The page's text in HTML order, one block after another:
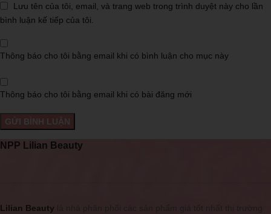
Lưu tên của tôi, email, và trang web trong trình duyệt này cho lần
bình luận kế tiếp của tôi.
Thông báo cho tôi bằng email khi có bình luận cho mục này
Thông báo cho tôi bằng email khi có bài đăng mới
NPP Lilian Beauty
Lilian Beauty là nhà phân phối các sản phẩm giá tốt nhất thị trường